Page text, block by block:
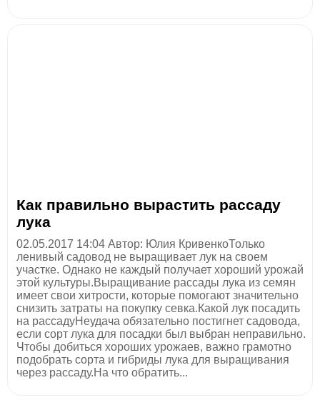
Как правильно вырастить рассаду
лука
02.05.2017 14:04 Автор: Юлия КривенкоТолько
ленивый садовод не выращивает лук на своем
участке. Однако не каждый получает хороший урожай
этой культуры.Выращивание рассады лука из семян
имеет свои хитрости, которые помогают значительно
снизить затраты на покупку севка.Какой лук посадить
на рассадуНеудача обязательно постигнет садовода,
если сорт лука для посадки был выбран неправильно.
Чтобы добиться хороших урожаев, важно грамотно
подобрать сорта и гибриды лука для выращивания
через рассаду.На что обратить...